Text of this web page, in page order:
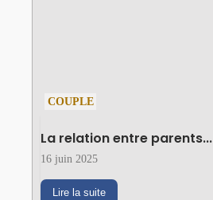
COUPLE
La relation entre parents...
16 juin 2025
Lire la suite